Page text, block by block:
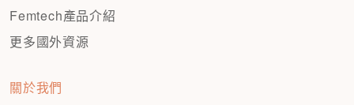
Femtech產品介紹
更多國外資源
關於我們